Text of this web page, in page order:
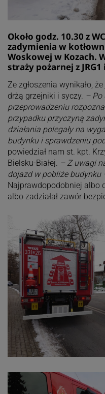
Około godz. 10.30 z
zadymienia w
Woskowej w Kozach.
straży pożarnej z JRG1
Ze zgłoszenia wynikało,
drżą grzejniki i syczy. – Po
przeprowadzeniu
przypadku przyczyną
działania polegały na
budynku i sprawdzeniu
powiedział nam st. kpt.
Bielsku-Białej. – Z uwagi
dojazd w pobliże budynku
Najprawdopodobniej albo
albo zadziałał zawór